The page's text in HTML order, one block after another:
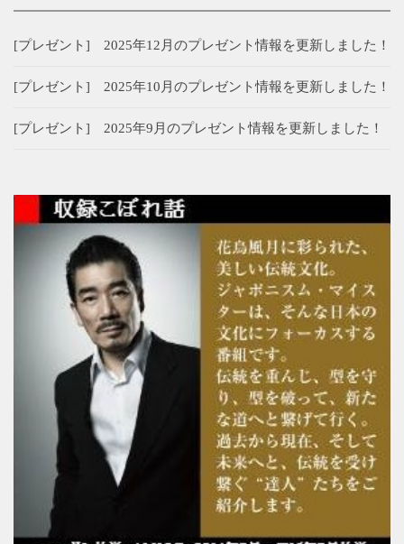
[プレゼント] 2025年12月のプレゼント情報を更新しました！
[プレゼント] 2025年10月のプレゼント情報を更新しました！
[プレゼント] 2025年9月のプレゼント情報を更新しました！